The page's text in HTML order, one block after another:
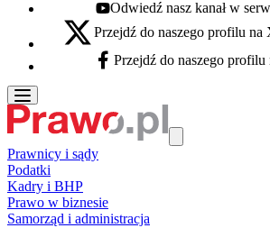
Youtube - otwiera się w nowej karcie
Odwiedź nasz kanał w
X - otwiera się w nowej karcie
Przejdź do naszego profilu
Facebook - otwiera się w nowej karcie
Przejdź do naszego profilu
Prawnicy i sądy
Podatki
Kadry i BHP
Prawo w biznesie
Samorząd i administracja